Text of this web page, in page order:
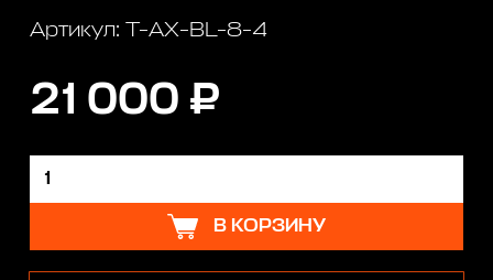
Артикул: T-AX-BL-8-4
21 000 ₽
В КОРЗИНУ